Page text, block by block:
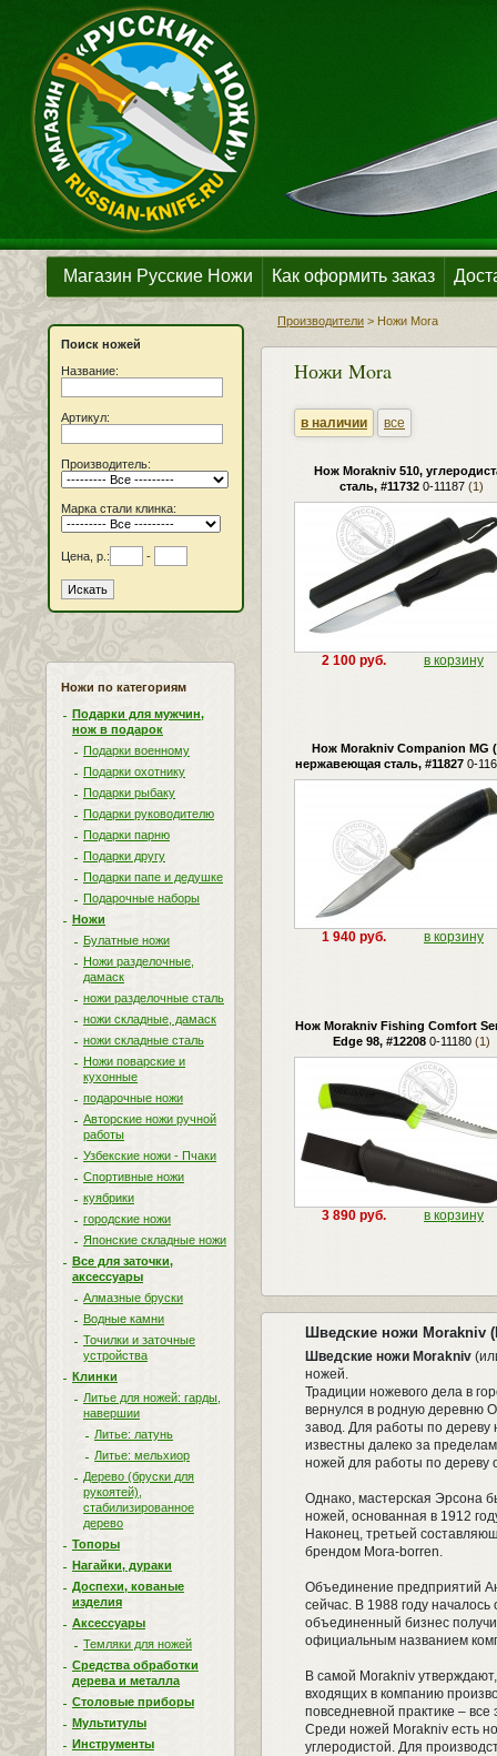
Магазин Русские Ножи Как оформить заказ
Поиск ножей
Название:
Артикул:
Производитель:
Марка стали клинка:
Цена, р.: -
Ножи по категориям
Подарки для мужчин,
нож в подарок
Подарки военному
Подарки охотнику
Подарки рыбаку
Подарки руководителю
Подарки парню
Подарки другу
Подарки папе и дедушке
Подарочные наборы
Ножи
Булатные ножи
Ножи разделочные,
дамаск
ножи разделочные сталь
ножи складные, дамаск
ножи складные сталь
Ножи поварские и
кухонные
подарочные ножи
Авторские ножи ручной
работы
Узбекские ножи - Пчаки
Спортивные ножи
куябрики
городские ножи
Японские складные ножи
Все для заточки,
аксессуары
Алмазные бруски
Водные камни
Точилки и заточные
устройства
Клинки
Литье для ножей: гарды,
навершии
Литье: латунь
Литье: мельхиор
Дерево (бруски для
рукоятей),
стабилизированное
дерево
Топоры
Нагайки, дураки
Доспехи, кованые
изделия
Аксессуары
Темляки для ножей
Средства обработки
дерева и металла
Столовые приборы
Мультитулы
Инструменты
Производители > Ножи Mora
Ножи Mora
в наличии все
Нож Morakniv 510,
сталь, #11732 0-11187 (1)
2 100 руб. в корзину
Нож Morakniv Companion MG
нержавеющая сталь, #118270-
1 940 руб. в корзину
Нож Morakniv Fishing Comfort
Edge 98, #12208 0-11180 (1)
3 890 руб. в корзину
Шведские ножи Morakniv
Шведские ножи Morakniv
ножей.
Традиции ножевого дела в
вернулся в родную деревню
завод. Для работы по дереву
известны далеко за
ножей для работы по дереву
Однако, мастерская Эрсона
ножей, основанная в 1912
Наконец, третьей
брендом Mora-borren.
Объединение предприятий
сейчас. В 1988 году
объединенный бизнес
официальным названием
В самой Morakniv
входящих в компанию
повседневной практике –
Среди ножей Morakniv есть
углеродистой. Для